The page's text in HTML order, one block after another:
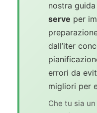
nostra
serve per
dall’iter
errori da
migliori per
Che tu sia